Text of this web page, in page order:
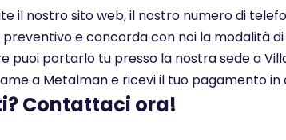
il nostro sito web, il nostro numero di
e concorda con noi la modalità
puoi portarlo tu presso la nostra sede a
a Metalman e ricevi il tuo pagamento
Contattaci ora!